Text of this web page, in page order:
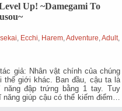
Up! ~Damegami To
Ecchi Harem ,Adventure ,Adult
giả: Nhân vật chính của chúng
giới khác. Ban đầu, cậu ta là
đập trứng bằng 1 tay. Tuy
giúp cậu có thể kiếm điểm…